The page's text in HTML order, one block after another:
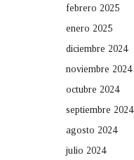
febrero 2025
enero 2025
diciembre 2024
noviembre 2024
octubre 2024
septiembre 2024
agosto 2024
julio 2024